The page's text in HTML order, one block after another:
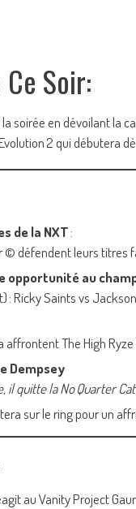
Soir:
soirée en dévoilant la
2 qui débutera
de la NXT:
© défendent leurs titres
opportunité au
: Ricky Saints vs
The High
Dempsey
il quitte la No Quarter
sur le ring pour un
au Vanity Project